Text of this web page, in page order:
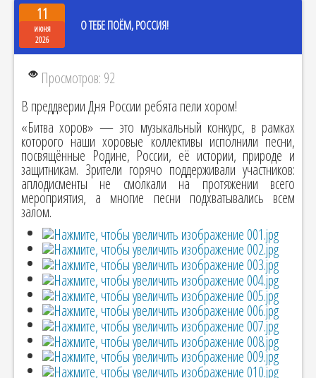
11
июня
2026
О ТЕБЕ ПОЁМ, РОССИЯ!
Просмотров: 92
В преддверии Дня России ребята пели хором!
«Битва хоров» — это музыкальный конкурс, в рамках
которого наши хоровые коллективы исполнили песни,
посвящённые Родине, России, её истории, природе и
защитникам. Зрители горячо поддерживали участников:
аплодисменты не смолкали на протяжении всего
мероприятия, а многие песни подхватывались всем
залом.